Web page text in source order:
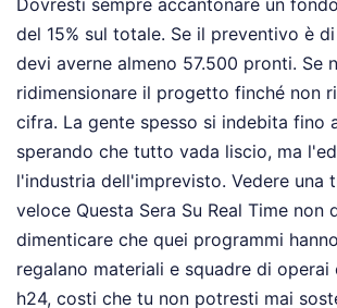
Dovresti sempre accantonare un
del 15% sul totale. Se il preventivo è
devi averne almeno 57.500 pronti. Se
ridimensionare il progetto finché non
cifra. La gente spesso si indebita fino
sperando che tutto vada liscio, ma
l'industria dell'imprevisto. Vedere una
veloce Questa Sera Su Real Time non
dimenticare che quei programmi
regalano materiali e squadre di operai
h24, costi che tu non potresti mai